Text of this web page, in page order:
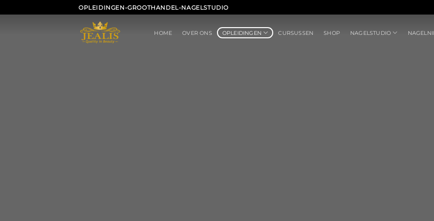
naar
OPLEIDINGEN-GROOTHANDEL-NAGELSTUDIO
HOME OVER ONS OPLEIDINGEN CURSUSSEN SHOP NAGELSTUDIO